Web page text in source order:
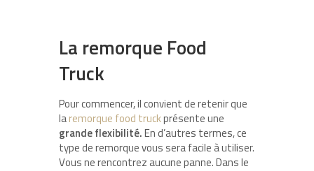
La remorque Food
Truck
Pour commencer, il convient de retenir que
laremorque food truckprésente une
grande flexibilité.En d’autres termes, ce
type de remorque vous sera facile à utiliser.
Vous ne rencontrez aucune panne. Dans le